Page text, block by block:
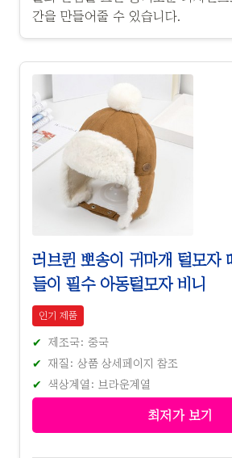
간을 만들어줄 수 있습니다.
러브퀸 뽀송이 귀마개 털모자
들이 필수 아동털모자 비니
인기 제품
제조국: 중국
재질: 상품 상세페이지 참조
색상계열: 브라운계열
최저가 보기